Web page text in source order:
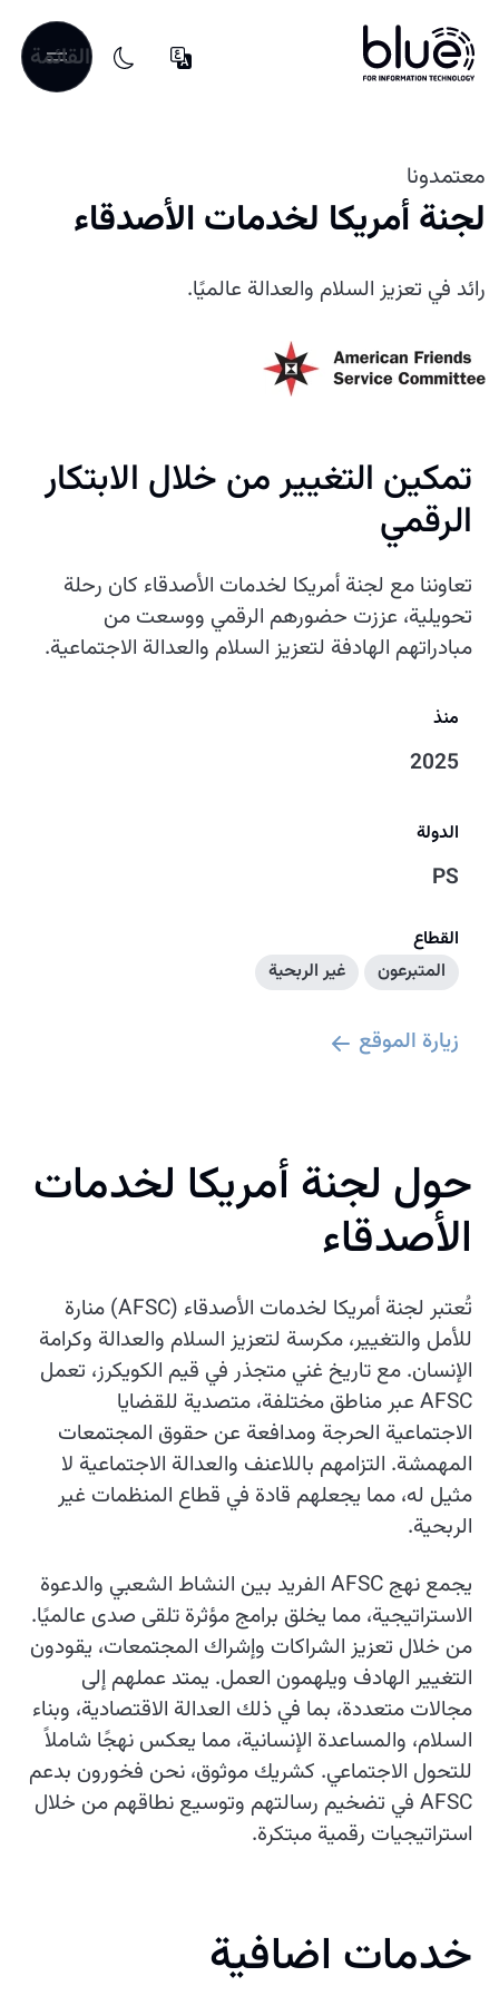
القائمة
معتمدونا
لجنة أمريكا لخدمات الأصدقاء
رائد في تعزيز السلام والعدالة عالميًا.
تمكين التغيير من خلال الابتكار
الرقمي
تعاوننا مع لجنة أمريكا لخدمات الأصدقاء كان رحلة
تحويلية، عززت حضورهم الرقمي ووسعت من
مبادراتهم الهادفة لتعزيز السلام والعدالة الاجتماعية.
منذ
2025
الدولة
PS
القطاع
المتبرعون
غير الربحية
زيارة الموقع
حول لجنة أمريكا لخدمات
الأصدقاء
تُعتبر لجنة أمريكا لخدمات الأصدقاء (AFSC) منارة
للأمل والتغيير، مكرسة لتعزيز السلام والعدالة وكرامة
الإنسان. مع تاريخ غني متجذر في قيم الكويكرز، تعمل
AFSC عبر مناطق مختلفة، متصدية للقضايا
الاجتماعية الحرجة ومدافعة عن حقوق المجتمعات
المهمشة. التزامهم باللاعنف والعدالة الاجتماعية لا
مثيل له، مما يجعلهم قادة في قطاع المنظمات غير
الربحية.
يجمع نهج AFSC الفريد بين النشاط الشعبي والدعوة
الاستراتيجية، مما يخلق برامج مؤثرة تلقى صدى عالميًا.
من خلال تعزيز الشراكات وإشراك المجتمعات، يقودون
التغيير الهادف ويلهمون العمل. يمتد عملهم إلى
مجالات متعددة، بما في ذلك العدالة الاقتصادية، وبناء
السلام، والمساعدة الإنسانية، مما يعكس نهجًا شاملاً
للتحول الاجتماعي. كشريك موثوق، نحن فخورون بدعم
AFSC في تضخيم رسالتهم وتوسيع نطاقهم من خلال
استراتيجيات رقمية مبتكرة.
خدمات اضافية